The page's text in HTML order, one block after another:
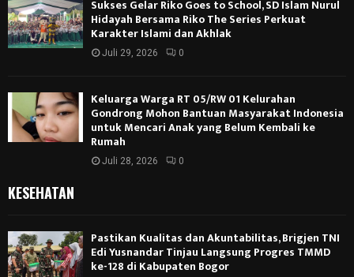
Sukses Gelar Riko Goes to School, SD Islam Nurul
Hidayah Bersama Riko The Series Perkuat
Karakter Islami dan Akhlak
Juli 29, 2026 0
Keluarga Warga RT 05/RW 01 Kelurahan
Gondrong Mohon Bantuan Masyarakat Indonesia
untuk Mencari Anak yang Belum Kembali ke
Rumah
Juli 28, 2026 0
KESEHATAN
Pastikan Kualitas dan Akuntabilitas, Brigjen TNI
Edi Yusnandar Tinjau Langsung Progres TMMD
ke-128 di Kabupaten Bogor